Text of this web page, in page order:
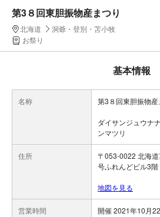
第3８回東胆振物産まつり
北海道
洞爺・登別・苫小牧
お祭り
基本情報
名称 第3８回東胆振物産
ダイサンジュウナ
ンマツリ
住所
〒053-0022 北海
号ふれんどビル3階
地図を見る
営業時間
開催 2021年10月